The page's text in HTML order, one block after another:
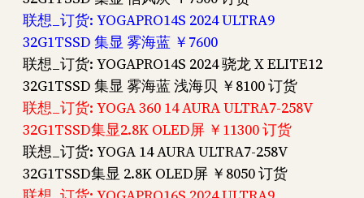
联想_订货: YOGAPRO14S 2024 ULTRA9
32G1TSSD 集显 雾海蓝 ￥7600
联想_订货: YOGAPRO14S 2024 骁龙 X ELITE12
32G1TSSD 集显 雾海蓝 浅海贝 ￥8100 订货
联想_订货: YOGA 360 14 AURA ULTRA7-258V
32G1TSSD集显2.8K OLED屏 ￥11300 订货
联想_订货: YOGA 14 AURA ULTRA7-258V
32G1TSSD集显 2.8K OLED屏 ￥8050 订货